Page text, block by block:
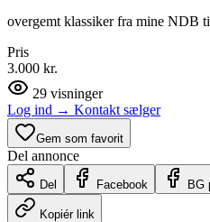
overgemt klassiker fra mine NDB
Pris
3.000 kr.
29 visninger
Log ind → Kontakt sælger
Gem som favorit
Del annonce
Del Facebook BG
Kopiér link